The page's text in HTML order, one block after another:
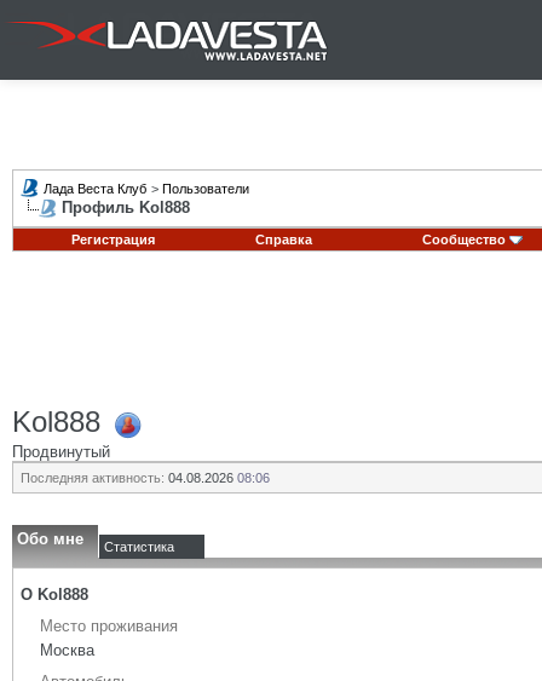
Лада Веста Клуб > Пользователи
Профиль Kol888
Регистрация Справка Сообщество
Kol888
Продвинутый
Последняя активность: 04.08.2026 08:06
Обо мне Статистика
О Kol888
Место проживания
Москва